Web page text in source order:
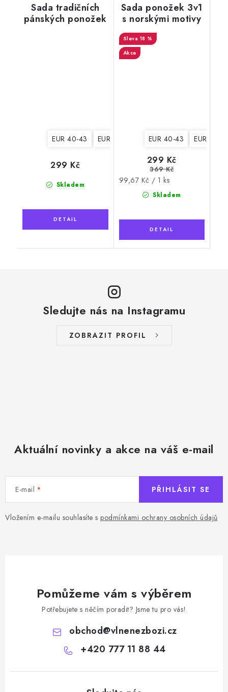
Sada tradičních
pánských ponožek
EUR 40-43 EUR 44-47
Skladem
299 Kč
Sada ponožek 3v1
s norskými motivy
pro muže, Natural
Wool 11
18 %
Akce
EUR 40-43 EUR 44-47
Skladem
299 Kč
369 Kč
Měrná
99,67 Kč / 1 ks
Sledujte nás na Instagramu
ZOBRAZIT PROFIL
Aktuální novinky a akce na váš e-mail
E-mail
Vložením e-mailu souhlasíte s podmínkami ochrany osobních údajů
PŘIHLÁSIT SE
Pomůžeme vám s výběrem
Potřebujete s něčím poradit? Jsme tu pro vás!
obchod@vlnenezbozi.cz
+420 777 11 88 44